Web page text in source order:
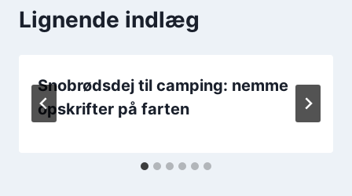
Lignende indlæg
Snobrødsdej til camping: nemme
opskrifter på farten